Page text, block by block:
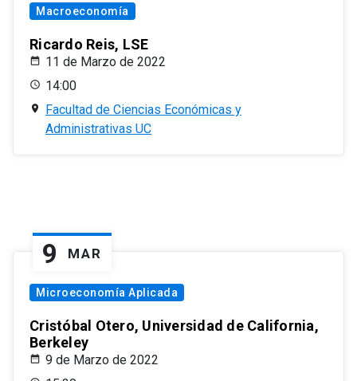
Macroeconomía
Ricardo Reis, LSE
11 de Marzo de 2022
14:00
Facultad de Ciencias Económicas y
Administrativas UC
9 MAR
Microeconomía Aplicada
Cristóbal Otero, Universidad de California,
Berkeley
9 de Marzo de 2022